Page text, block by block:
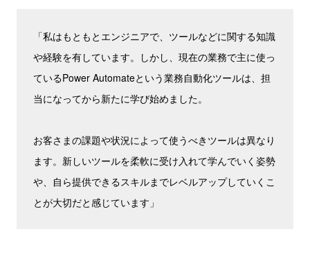
「私はもともとエンジニアで、ツールなどに関する知識
や経験を有しています。しかし、現在の業務で主に使っ
ているPower Automateという業務自動化ツールは、担
当になってから新たに学び始めました。
お客さまの課題や状況によって使うべきツールは異なり
ます。新しいツールを柔軟に受け入れて学んでいく姿勢
や、自ら提供できるスキルまでレベルアップしていくこ
とが大切だと感じています」